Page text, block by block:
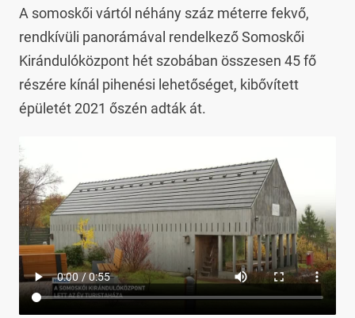
A somoskői vártól néhány száz méterre fekvő,
rendkívüli panorámával rendelkező Somoskői
Kirándulóközpont hét szobában összesen 45 fő
részére kínál pihenési lehetőséget, kibővített
épületét 2021 őszén adták át.